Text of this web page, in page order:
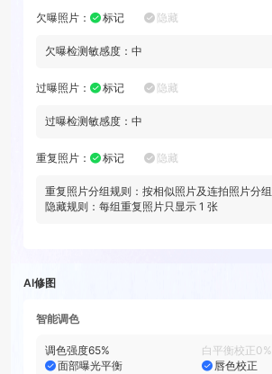
欠曝照片 ： 标记 隐藏
欠曝检测敏感度： 中
过曝照片 ： 标记 隐藏
过曝检测敏感度： 中
重复照片 ： 标记 隐藏
重复照片分组规则： 按相似照片及连拍照片分组
隐藏规则：每组重复照片只显示 1 张
AI修图
智能调色
调色强度65% 白平衡校正0%
面部曝光平衡
唇色校正